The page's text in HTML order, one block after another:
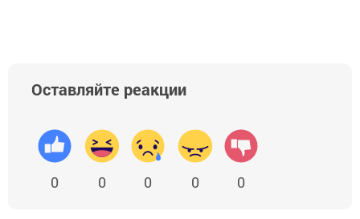
Оставляйте реакции
0 0 0 0 0